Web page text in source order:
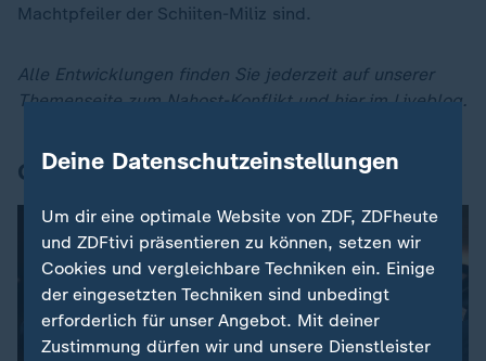
Machtpfeiler der Schiiten-Miliz sind.
Alle Entwicklungen finden Sie jederzeit auf unserer
Themenseite zum Nahost-Konfliktund hier im Liveblog.
Gesagt
Deine Datenschutzeinstellungen
Um dir eine optimale Website von ZDF, ZDFheute
und ZDFtivi präsentieren zu können, setzen wir
Cookies und vergleichbare Techniken ein. Einige
der eingesetzten Techniken sind unbedingt
erforderlich für unser Angebot. Mit deiner
Zustimmung dürfen wir und unsere Dienstleister